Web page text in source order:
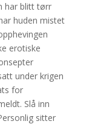
har blitt tørr
huden mistet
erotiske
under krigen
for
Slå inn
sitter